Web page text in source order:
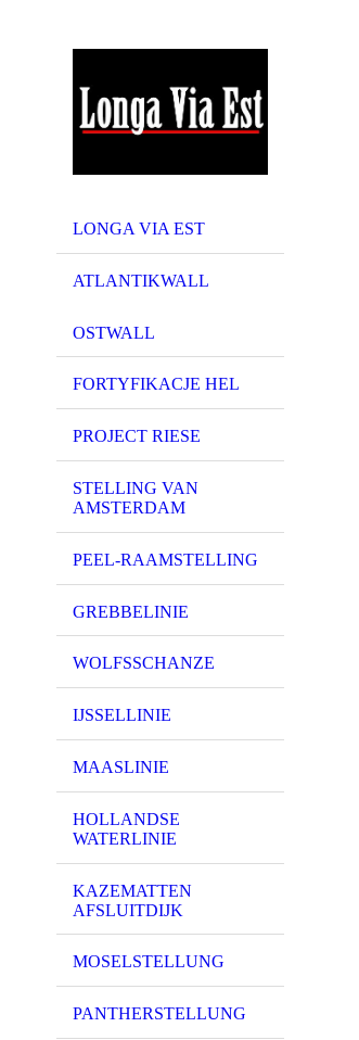
LONGA VIA EST
ATLANTIKWALL
OSTWALL
FORTYFIKACJE HEL
PROJECT RIESE
STELLING VAN
AMSTERDAM
PEEL-RAAMSTELLING
GREBBELINIE
WOLFSSCHANZE
IJSSELLINIE
MAASLINIE
HOLLANDSE
WATERLINIE
KAZEMATTEN
AFSLUITDIJK
MOSELSTELLUNG
PANTHERSTELLUNG